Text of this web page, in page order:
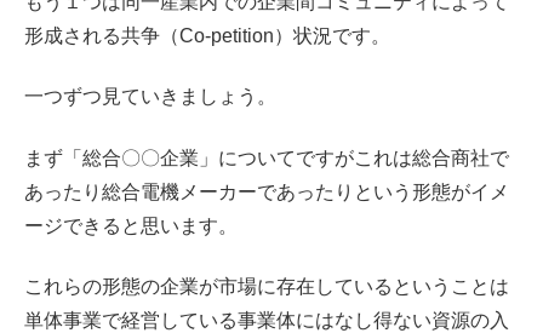
形成される共争（Co-petition）状況です。
一つずつ見ていきましょう。
まず「総合〇〇企業」についてですがこれは総合商社で
あったり総合電機メーカーであったりという形態がイメ
ージできると思います。
これらの形態の企業が市場に存在しているということは
単体事業で経営している事業体にはなし得ない資源の入